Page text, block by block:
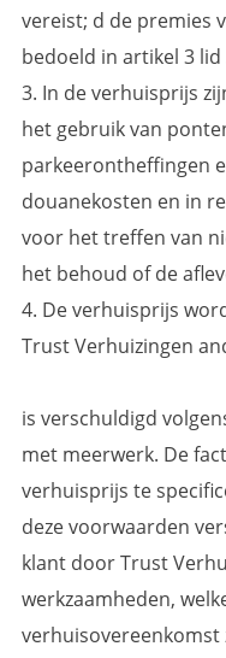
vereist; d de premies
bedoeld in artikel 3 lid
3. In de verhuisprijs
het gebruik van
parkeerontheffingen
douanekosten en in
voor het treffen van
het behoud of de
4. De verhuisprijs
Trust Verhuizingen
is verschuldigd
met meerwerk. De
verhuisprijs te
deze voorwaarden
klant door Trust
werkzaamheden,
verhuisovereenkomst